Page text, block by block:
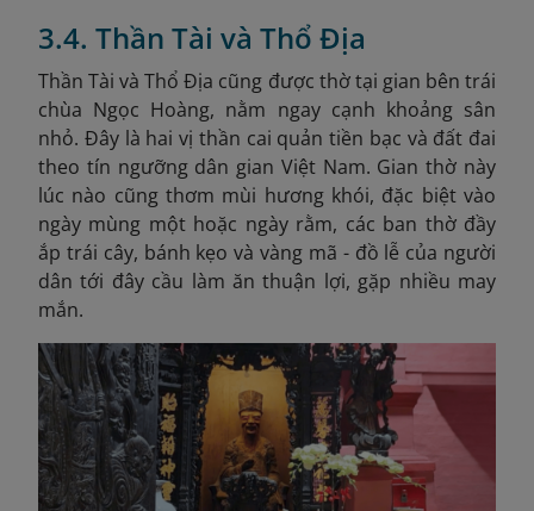
3.4. Thần Tài và Thổ Địa
Thần Tài và Thổ Địa cũng được thờ tại gian bên trái
chùa Ngọc Hoàng, nằm ngay cạnh khoảng sân
nhỏ. Đây là hai vị thần cai quản tiền bạc và đất đai
theo tín ngưỡng dân gian Việt Nam. Gian thờ này
lúc nào cũng thơm mùi hương khói, đặc biệt vào
ngày mùng một hoặc ngày rằm, các ban thờ đầy
ắp trái cây, bánh kẹo và vàng mã - đồ lễ của người
dân tới đây cầu làm ăn thuận lợi, gặp nhiều may
mắn.